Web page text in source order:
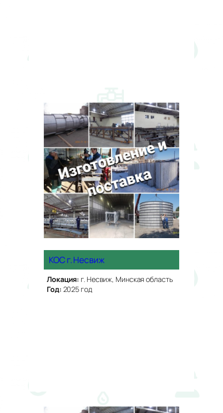
КОС г. Несвиж
Локация: г. Несвиж, Минская область
Год: 2025 год